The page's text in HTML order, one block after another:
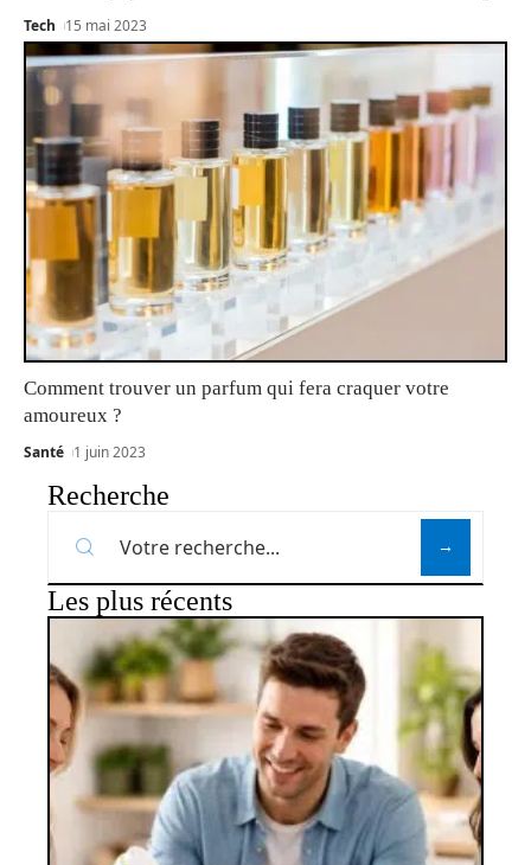
Tech 15 mai 2023
Comment trouver un parfum qui fera craquer votre
amoureux ?
Santé 1 juin 2023
Recherche
Les plus récents